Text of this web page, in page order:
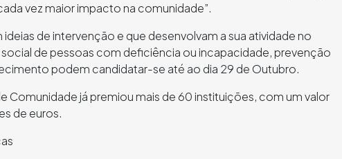
vez maior impacto na comunidade”.
de intervenção e que desenvolvam a sua atividade no
de pessoas com deficiência ou incapacidade, prevenção
podem candidatar-se até ao dia 29 de Outubro.
Comunidade já premiou mais de 60 instituições, com um valor
de euros.